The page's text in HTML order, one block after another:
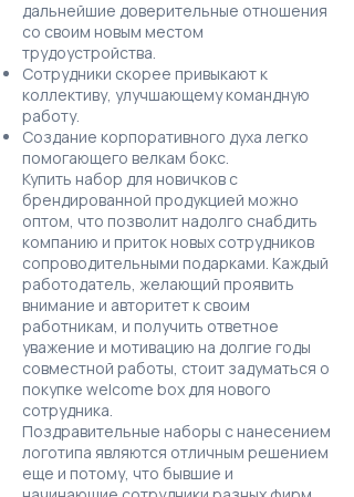
дальнейшие доверительные отношения
со своим новым местом
трудоустройства.
Сотрудники скорее привыкают к
коллективу, улучшающему командную
работу.
Создание корпоративного духа легко
помогающего велкам бокс.
Купить набор для новичков с
брендированной продукцией можно
оптом, что позволит надолго снабдить
компанию и приток новых сотрудников
сопроводительными подарками. Каждый
работодатель, желающий проявить
внимание и авторитет к своим
работникам, и получить ответное
уважение и мотивацию на долгие годы
совместной работы, стоит задуматься о
покупке welcome box для нового
сотрудника.
Поздравительные наборы с нанесением
логотипа являются отличным решением
еще и потому, что бывшие и